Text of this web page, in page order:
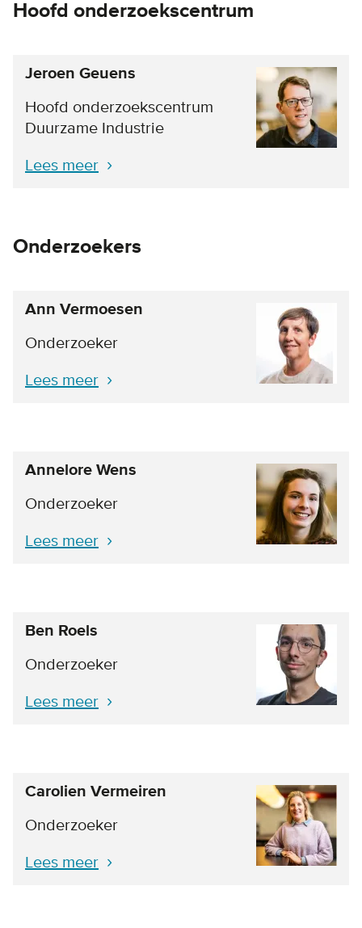
Hoofd onderzoekscentrum
Jeroen Geuens
Hoofd onderzoekscentrum
Duurzame Industrie
Lees meer
Onderzoekers
Ann Vermoesen
Onderzoeker
Lees meer
Annelore Wens
Onderzoeker
Lees meer
Ben Roels
Onderzoeker
Lees meer
Carolien Vermeiren
Onderzoeker
Lees meer